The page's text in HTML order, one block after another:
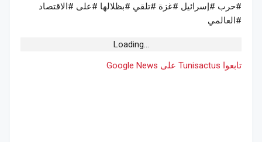
#حرب #إسرائيل #غزة #تلقي #بظلالها #على #الاقتصاد
#العالمي
Loading...
تابعوا Tunisactus على Google News